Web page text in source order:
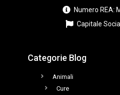
Numero REA:
Capitale
Categorie Blog
Animali
Cure